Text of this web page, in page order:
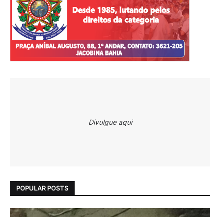
Divulgue aqui
POPULAR POSTS